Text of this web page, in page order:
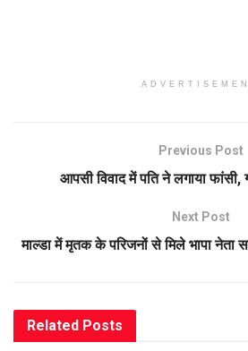
Previous Post
आपसी विवाद में पति ने लगाया फांसी,
Next Post
माल्डा में मृतक के परिजनों से मिले भापा नेता
Related Posts